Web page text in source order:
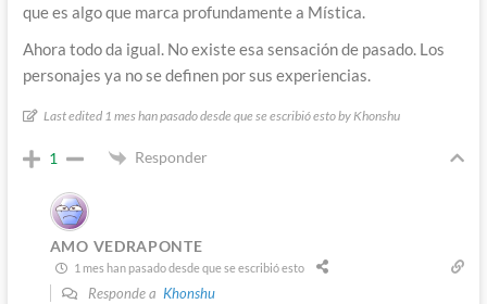
que es algo que marca profundamente a Mística.
Ahora todo da igual. No existe esa sensación de pasado. Los
personajes ya no se definen por sus experiencias.
Last edited 1 mes han pasado desde que se escribió esto by Khonshu
1 Responder
AMO VEDRAPONTE
1 mes han pasado desde que se escribió esto
Responde a Khonshu